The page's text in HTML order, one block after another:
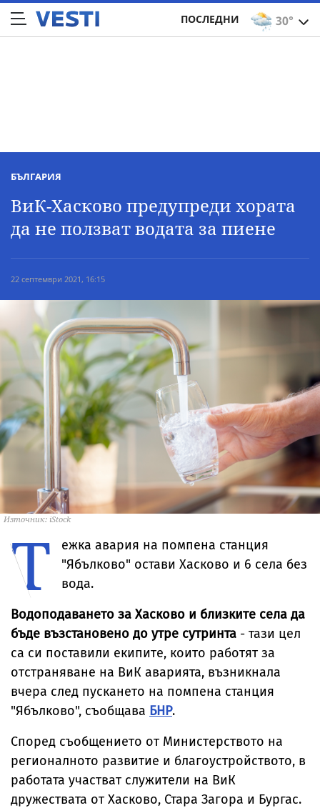
30°
ПОСЛЕДНИ
БЪЛГАРИЯ
ВиК-Хасково предупреди хората
да не ползват водата за пиене
22 септември 2021, 16:15
Източник: iStock
Т
ежка авария на помпена станция
"Ябълково" остави Хасково и 6 села без
вода.
Водоподаването за Хасково и близките села да
бъде възстановено до утре сутринта - тази цел
са си поставили екипите, които работят за
отстраняване на ВиК аварията, възникнала
вчера след пускането на помпена станция
"Ябълково", съобщава БНР.
Според съобщението от Министерството на
регионалното развитие и благоустройството, в
работата участват служители на ВиК
дружествата от Хасково, Стара Загора и Бургас.